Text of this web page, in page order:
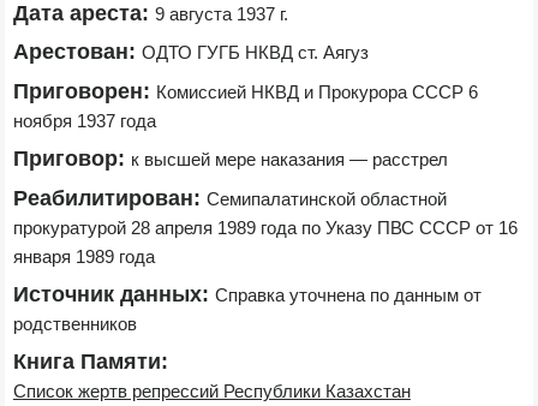
Дата ареста: 9 августа 1937 г.
Арестован: ОДТО ГУГБ НКВД ст. Аягуз
Приговорен: Комиссией НКВД и Прокурора СССР 6
ноября 1937 года
Приговор: к высшей мере наказания — расстрел
Реабилитирован: Семипалатинской областной
прокуратурой 28 апреля 1989 года по Указу ПВС СССР от 16
января 1989 года
Источник данных: Справка уточнена по данным от
родственников
Книга Памяти:
Список жертв репрессий Республики Казахстан